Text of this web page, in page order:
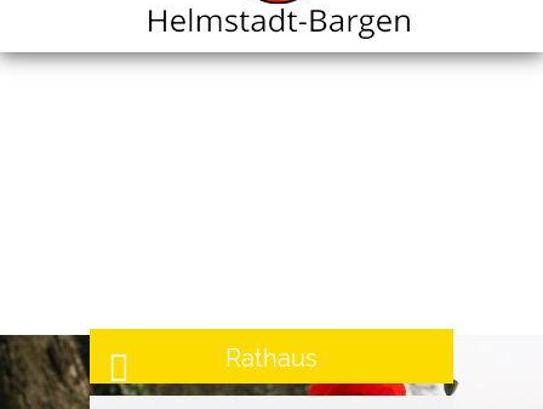
Rathaus